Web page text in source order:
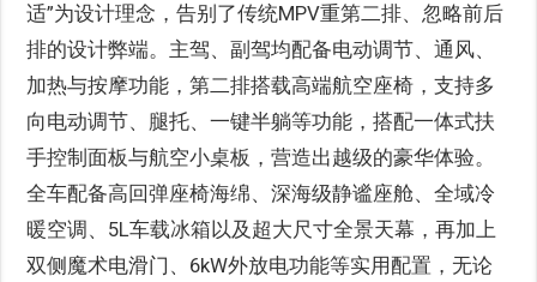
适”为设计理念，告别了传统MPV重第二排、忽略前后
排的设计弊端。主驾、副驾均配备电动调节、通风、
加热与按摩功能，第二排搭载高端航空座椅，支持多
向电动调节、腿托、一键半躺等功能，搭配一体式扶
手控制面板与航空小桌板，营造出越级的豪华体验。
全车配备高回弹座椅海绵、深海级静谧座舱、全域冷
暖空调、5L车载冰箱以及超大尺寸全景天幕，再加上
双侧魔术电滑门、6kW外放电功能等实用配置，无论